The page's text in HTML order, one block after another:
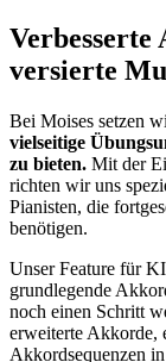
versierte
Bei Moises setzen
vielseitige
zu bieten. Mit der
richten wir uns
Pianisten, die
benötigen.
Unser Feature für
grundlegende
noch einen Schritt
erweiterte Akkorde,
Akkordsequenzen